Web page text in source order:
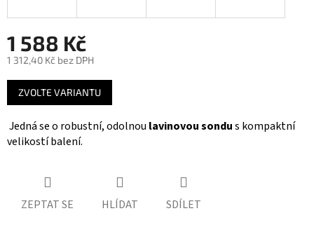
1 588 Kč
1 312,40 Kč bez DPH
Měrná
cena:
ZVOLTE VARIANTU
Jedná se o robustní, odolnou lavinovou sondus kompaktní
velikostí balení.
ZEPTAT SE HLÍDAT SDÍLET